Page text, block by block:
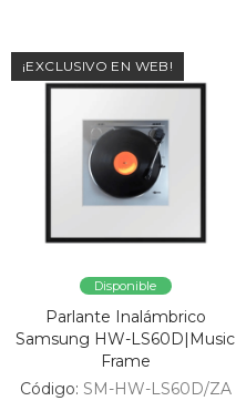
¡EXCLUSIVO EN WEB!
Disponible
Parlante Inalámbrico
Samsung HW-LS60D|Music
Frame
Código: SM-HW-LS60D/ZA